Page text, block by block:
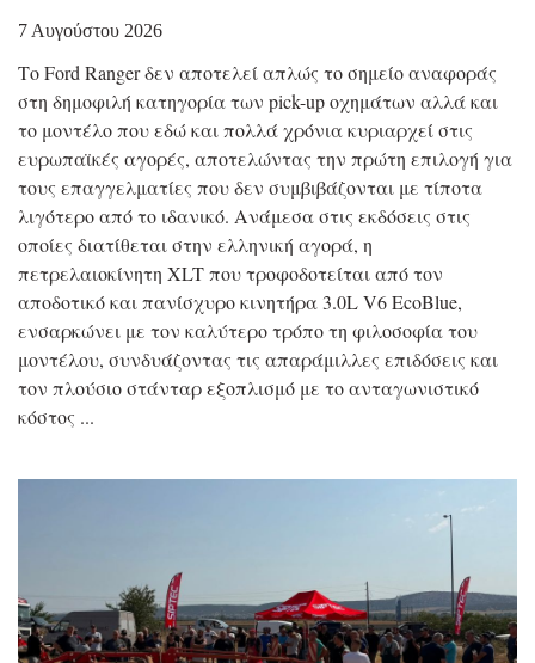
7 Αυγούστου 2026
Το Ford Ranger δεν αποτελεί απλώς το σημείο αναφοράς
στη δημοφιλή κατηγορία των pick-up οχημάτων αλλά και
το μοντέλο που εδώ και πολλά χρόνια κυριαρχεί στις
ευρωπαϊκές αγορές, αποτελώντας την πρώτη επιλογή για
τους επαγγελματίες που δεν συμβιβάζονται με τίποτα
λιγότερο από το ιδανικό. Ανάμεσα στις εκδόσεις στις
οποίες διατίθεται στην ελληνική αγορά, η
πετρελαιοκίνητη XLT που τροφοδοτείται από τον
αποδοτικό και πανίσχυρο κινητήρα 3.0L V6 EcoBlue,
ενσαρκώνει με τον καλύτερο τρόπο τη φιλοσοφία του
μοντέλου, συνδυάζοντας τις απαράμιλλες επιδόσεις και
τον πλούσιο στάνταρ εξοπλισμό με το ανταγωνιστικό
κόστος